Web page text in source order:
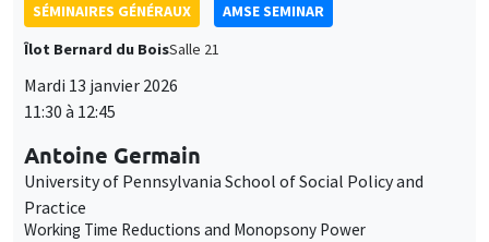
SÉMINAIRES GÉNÉRAUX
AMSE SEMINAR
Îlot Bernard du BoisSalle 21
Mardi 13 janvier 2026
11:30 à 12:45
Antoine Germain
University of Pennsylvania School of Social Policy and
Practice
Working Time Reductions and Monopsony Power